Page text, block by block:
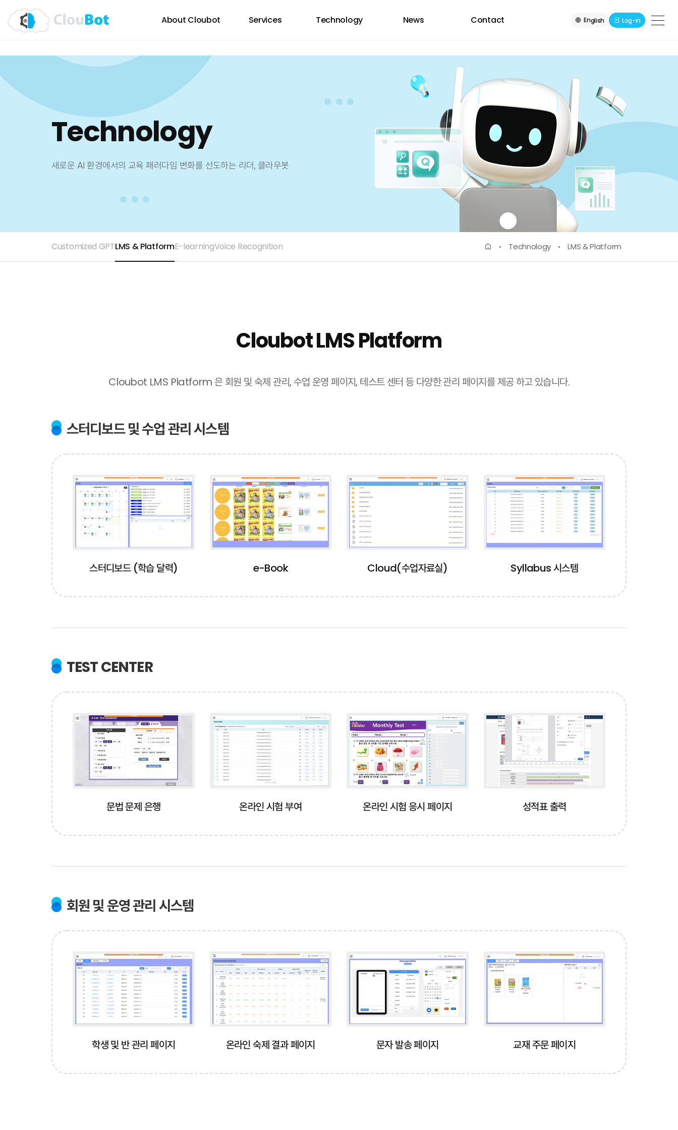
About Cloubot Mission Our Partners Business
Services AI Speaking Coach AI Writing Coach LevelUp e-Library META EXAM(Lexile Test)
All-in-one Platform
Technology Customized GPT LMS & Platform E-learning Voice Recognition
Contact Contact
About Cloubot Services Technology News Contact English Log-in
Technology
새로운 AI 환경에서의 교육 패러다임 변화를 선도하는 리더, 클라우봇
Customized GPTLMS & PlatformE-learningVoice Recognition Technology LMS & Platform
Cloubot LMS Platform
Cloubot LMS Platform 은 회원 및 숙제 관리, 수업 운영 페이지, 테스트 센터 등 다양한 관리 페이지를 제공 하고 있습니다.
스터디보드 및 수업 관리 시스템
스터디보드 (학습 달력) e-Book Cloud(수업자료실) Syllabus 시스템
TEST CENTER
문법 문제 은행 온라인 시험 부여 온라인 시험 응시 페이지 성적표 출력
회원 및 운영 관리 시스템
학생 및 반 관리 페이지 온라인 숙제 결과 페이지 문자 발송 페이지 교재 주문 페이지